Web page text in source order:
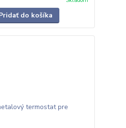
do košíka